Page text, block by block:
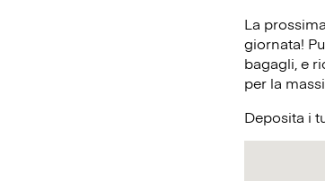
La
giornata!
bagagli, e
per la
Deposita i